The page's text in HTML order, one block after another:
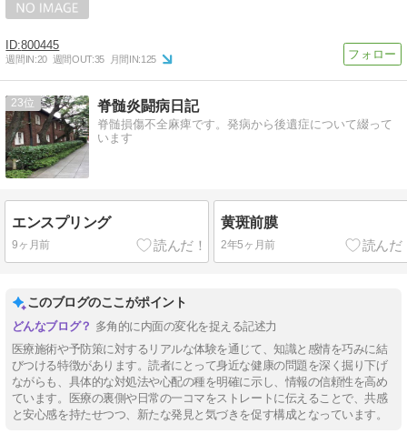
800445
週間IN:20 週間OUT:35 月間IN:125
23 脊髄炎闘病日記
脊髄損傷不全麻痺です。発病から後遺症について綴って
います
エンスプリング
9ヶ月前
黄斑前膜
2年5ヶ月前
このブログのここがポイント
多角的に内面の変化を捉える記述力
医療施術や予防策に対するリアルな体験を通じて、知識と感情を巧みに結
びつける特徴があります。読者にとって身近な健康の問題を深く掘り下げ
ながらも、具体的な対処法や心配の種を明確に示し、情報の信頼性を高め
ています。医療の裏側や日常の一コマをストレートに伝えることで、共感
と安心感を持たせつつ、新たな発見と気づきを促す構成となっています。